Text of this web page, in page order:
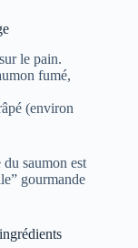
le pain.
fumé,
(environ
saumon est
gourmande